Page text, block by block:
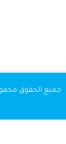
الحقوق محفوظة 2026